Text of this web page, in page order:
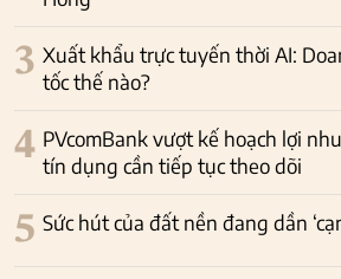
3 Xuất khẩu trực tuyến thời AI:
tốc thế nào?
4 PVcomBank vượt kế hoạch lợi
tín dụng cần tiếp tục theo dõi
5 Sức hút của đất nền đang dần